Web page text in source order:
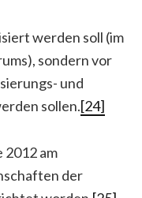
werden soll (im
sondern vor
und
sollen.[24]
2012 am
der